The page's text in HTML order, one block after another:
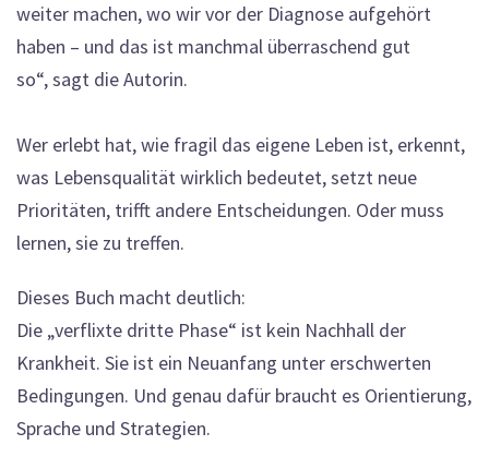
weiter machen, wo wir vor der Diagnose aufgehört
haben – und das ist manchmal überraschend gut
so“, sagt die Autorin.
Wer erlebt hat, wie fragil das eigene Leben ist, erkennt,
was Lebensqualität wirklich bedeutet, setzt neue
Prioritäten, trifft andere Entscheidungen. Oder muss
lernen, sie zu treffen.
Dieses Buch macht deutlich:
Die „verflixte dritte Phase“ ist kein Nachhall der
Krankheit. Sie ist ein Neuanfang unter erschwerten
Bedingungen. Und genau dafür braucht es Orientierung,
Sprache und Strategien.